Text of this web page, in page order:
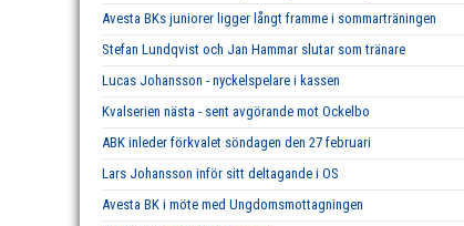
Avesta BKs juniorer ligger långt framme i sommarträningen
Stefan Lundqvist och Jan Hammar slutar som tränare
Lucas Johansson - nyckelspelare i kassen
Kvalserien nästa - sent avgörande mot Ockelbo
ABK inleder förkvalet söndagen den 27 februari
Lars Johansson inför sitt deltagande i OS
Avesta BK i möte med Ungdomsmottagningen